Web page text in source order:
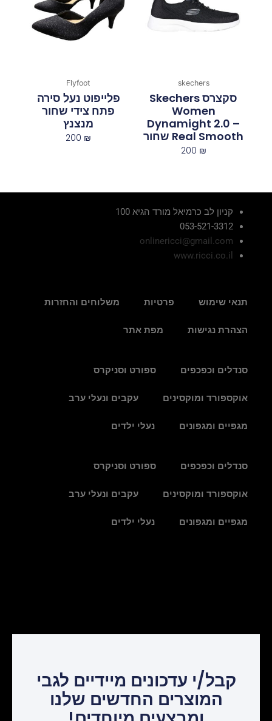
skechers
סקצרס Skechers
Women
Dynamight 2.0 –
Real Smooth שחור
200 ₪
Flyfoot
פלייפוט נעל סירה
פתח צידי שחור
מנצנץ
200 ₪
קניון לב כרמיאל מורד הגיא 100
053-521-3312
onlinericci@gmail.com
www.ricci.co.il
תנאי שימוש פרטיות משלוחים והחזרות
הצהרת נגישות מפת אתר
סנדלים וכפכפים ספורט וסניקרס
אוקספורד ומוקסינים עקבים ונעלי ערב
מגפיים ומגפונים נעלי ילדים
סנדלים וכפכפים ספורט וסניקרס
אוקספורד ומוקסינים עקבים ונעלי ערב
מגפיים ומגפונים נעלי ילדים
קבל/י עדכונים מיידיים לגבי
המוצרים החדשים שלנו